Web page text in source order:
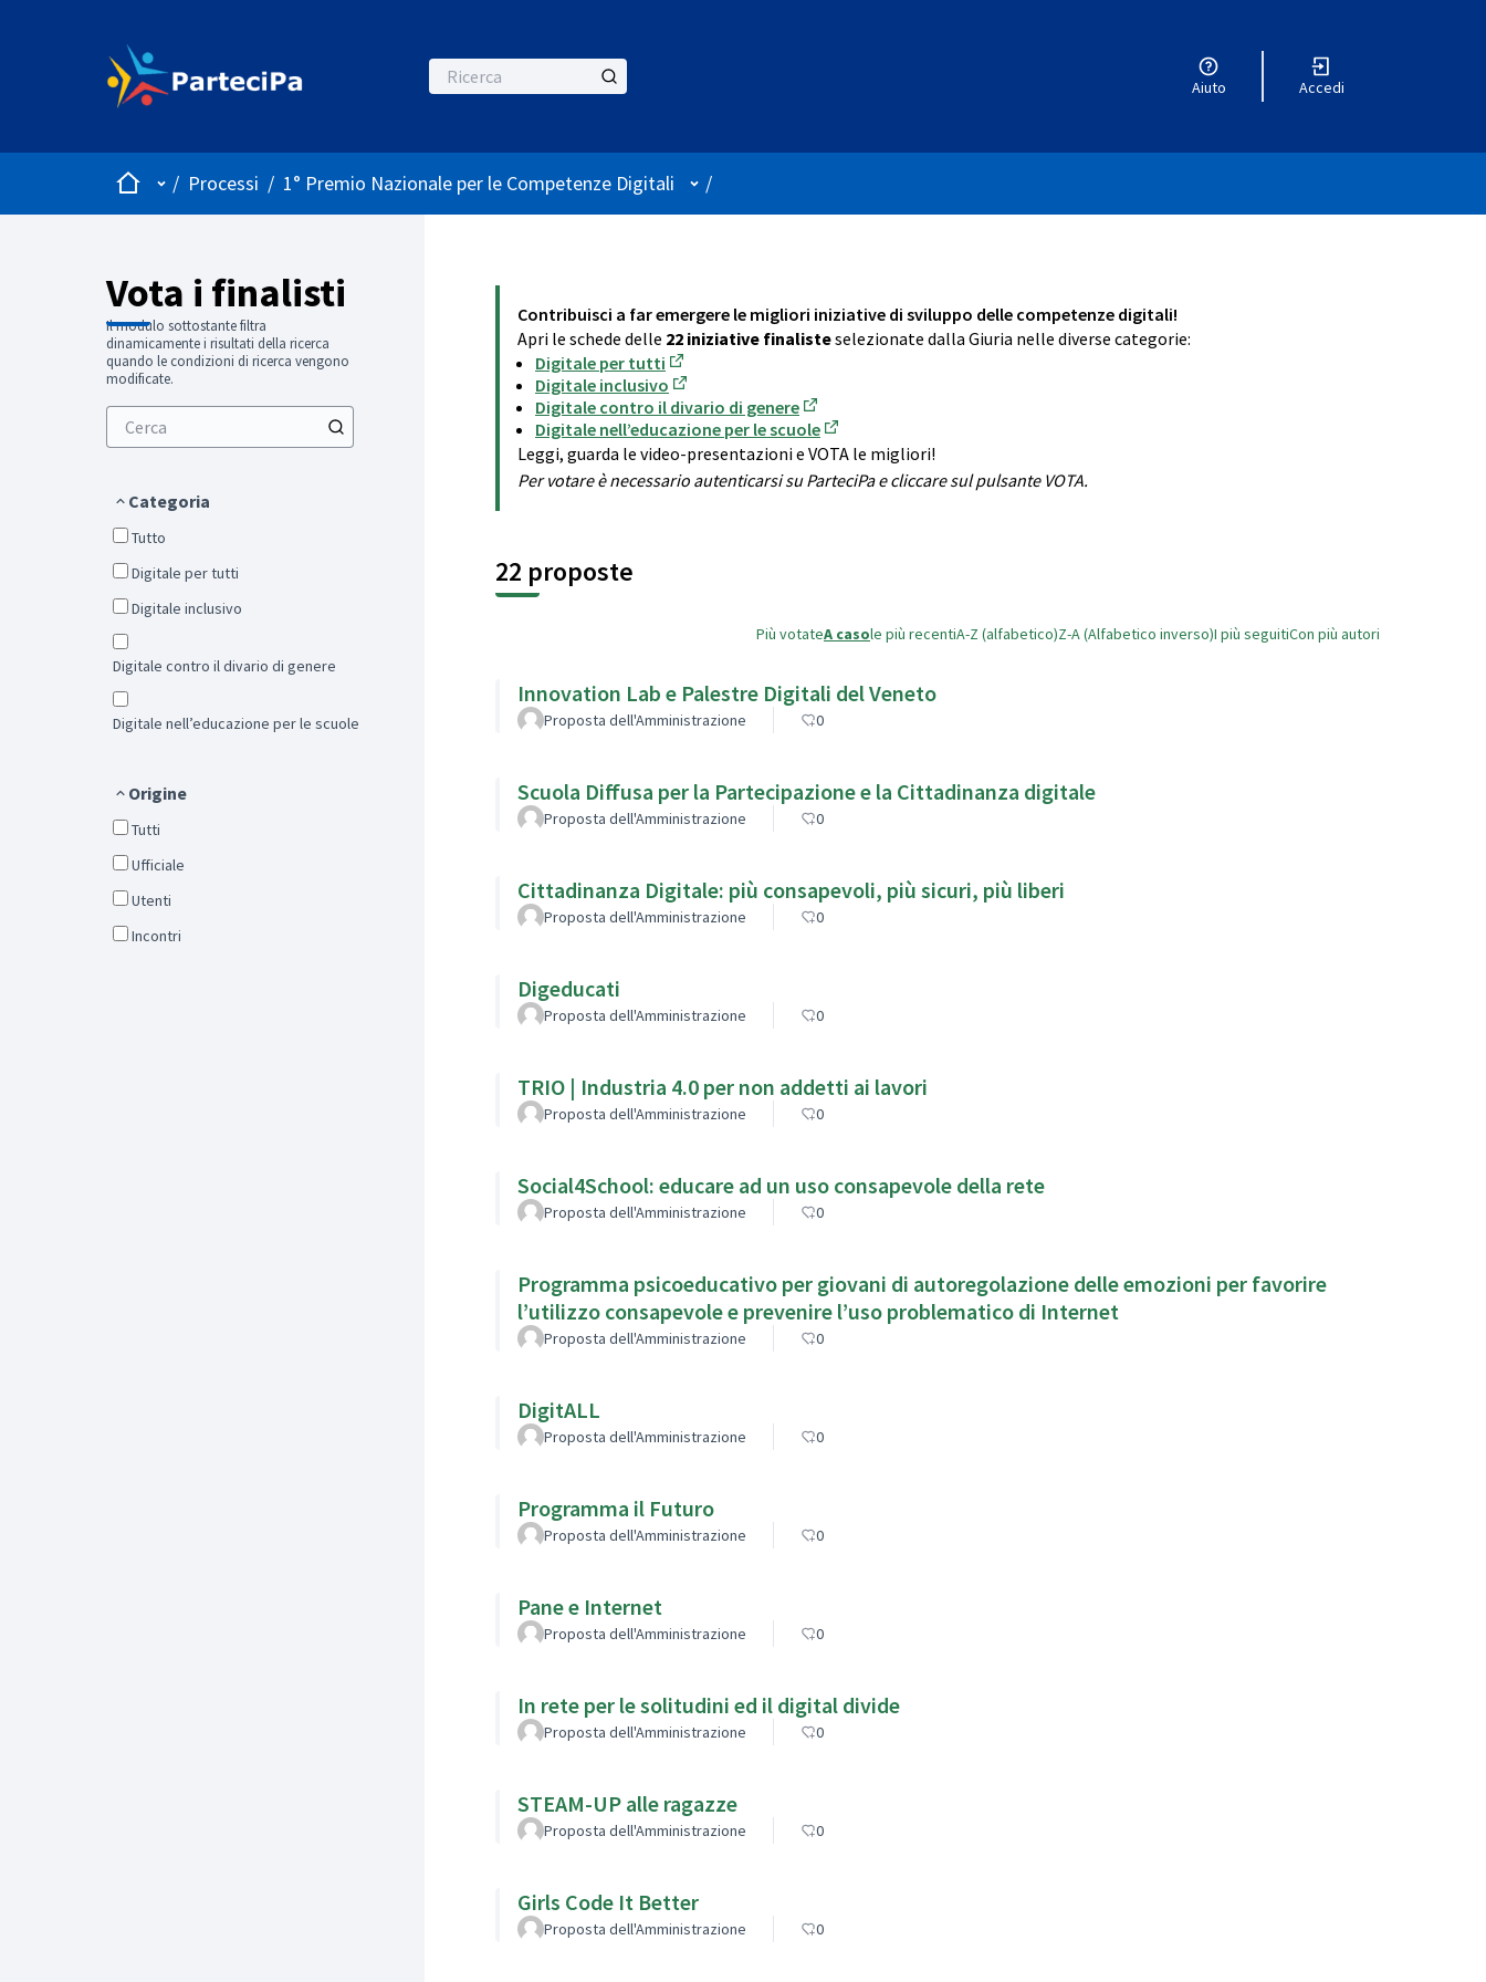
Aiuto Accedi
HomeMenù principale
/ Processi / 1° Premio Nazionale per le Competenze Digitali Menù utente
/
Vota i finalisti
Il modulo sottostante filtra
dinamicamente i risultati della ricerca
quando le condizioni di ricerca vengono
modificate.
Categoria
Tutto
Digitale per tutti
Digitale inclusivo
Digitale contro il divario di genere
Digitale nell’educazione per le scuole
Origine
Tutti
Ufficiale
Utenti
Incontri
Contribuisci a far emergere le migliori iniziative di sviluppo delle competenze digitali!
Apri le schede delle 22 iniziative finalisteselezionate dalla Giuria nelle diverse categorie:
Digitale per tutti
(Apre in una nuova scheda)
Digitale inclusivo
(Apre in una nuova scheda)
Digitale contro il divario di genere
(Apre in una nuova scheda)
Digitale nell’educazione per le scuole
(Apre in una nuova scheda)
Leggi, guarda le video-presentazioni e VOTA le migliori!
Per votare è necessario autenticarsi su ParteciPa e cliccare sul pulsante VOTA.
22 proposte
Più votateA casole più recentiA-Z (alfabetico)Z-A (Alfabetico inverso)I più seguitiCon più autori
Innovation Lab e Palestre Digitali del Veneto
Proposta dell'Amministrazione 0
Scuola Diffusa per la Partecipazione e la Cittadinanza digitale
Proposta dell'Amministrazione 0
Cittadinanza Digitale: più consapevoli, più sicuri, più liberi
Proposta dell'Amministrazione 0
Digeducati
Proposta dell'Amministrazione 0
TRIO | Industria 4.0 per non addetti ai lavori
Proposta dell'Amministrazione 0
Social4School: educare ad un uso consapevole della rete
Proposta dell'Amministrazione 0
Programma psicoeducativo per giovani di autoregolazione delle emozioni per favorire
l’utilizzo consapevole e prevenire l’uso problematico di Internet
Proposta dell'Amministrazione 0
DigitALL
Proposta dell'Amministrazione 0
Programma il Futuro
Proposta dell'Amministrazione 0
Pane e Internet
Proposta dell'Amministrazione 0
In rete per le solitudini ed il digital divide
Proposta dell'Amministrazione 0
STEAM-UP alle ragazze
Proposta dell'Amministrazione 0
Girls Code It Better
Proposta dell'Amministrazione 0